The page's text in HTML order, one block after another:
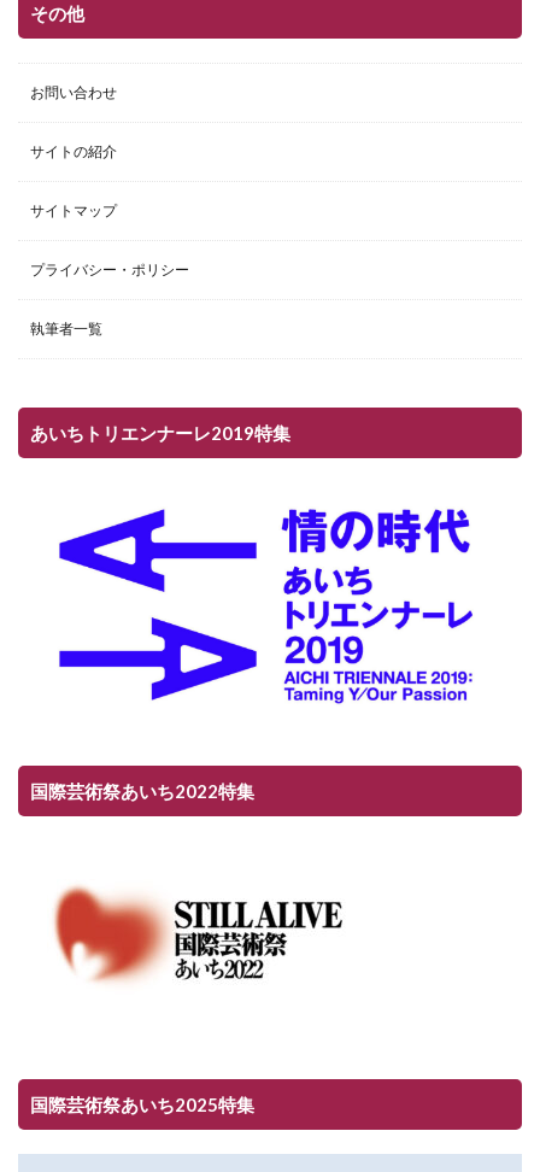
その他
お問い合わせ
サイトの紹介
サイトマップ
プライバシー・ポリシー
執筆者一覧
あいちトリエンナーレ2019特集
国際芸術祭あいち2022特集
国際芸術祭あいち2025特集